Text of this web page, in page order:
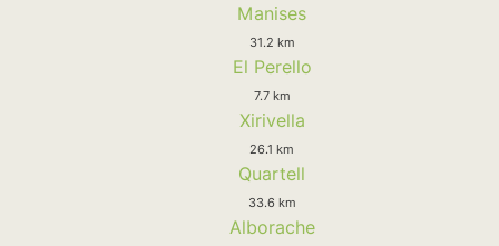
Manises
31.2 km
El Perello
7.7 km
Xirivella
26.1 km
Quartell
33.6 km
Alborache